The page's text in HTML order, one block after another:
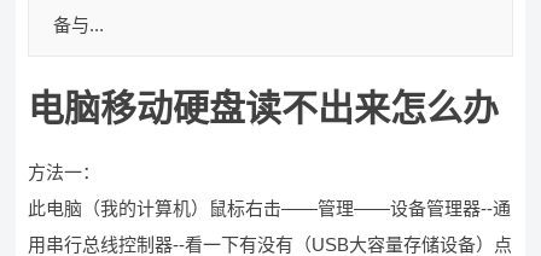
备与...
电脑移动硬盘读不出来怎么办
方法一：
此电脑（我的计算机）鼠标右击——管理——设备管理器--通
用串行总线控制器--看一下有没有（USB大容量存储设备）点